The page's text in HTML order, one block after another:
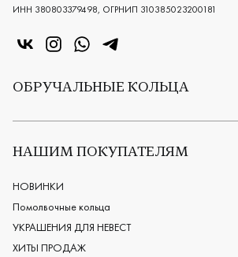
ИНН 380803379498, ОГРНИП 310385023200181
«Центр колец» в VK
«Центр колец» в Instagram
«Центр колец» в Whatsapp
«Центр колец» в Telegram
ОБРУЧАЛЬНЫЕ КОЛЬЦА
Все обручальные кольца
Европейские обручальные кольца
Мужские обручальные кольца
Женские обручальные кольца
Обручальные кольца из платины
Дизайнерские обручальные кольца
НАШИМ ПОКУПАТЕЛЯМ
НОВИНКИ
Помолвочные кольца
УКРАШЕНИЯ ДЛЯ НЕВЕСТ
ХИТЫ ПРОДАЖ